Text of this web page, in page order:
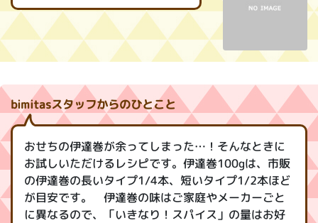
bimitasスタッフからのひとこと
おせちの伊達巻が余ってしまった…！そんなときに
お試しいただけるレシピです。伊達巻100gは、市販
の伊達巻の長いタイプ1/4本、短いタイプ1/2本ほど
が目安です。 伊達巻の味はご家庭やメーカーごと
に異なるので、「いきなり！スパイス」の量はお好